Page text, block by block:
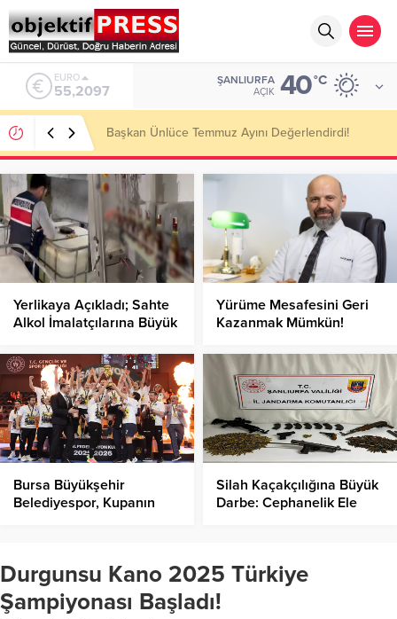
ALTIN
6.680,93
ŞANLIURFA
AÇIK 40°C
Şanlıurfa’nın Vox Humanis Korosu Dünya Birincisi
Oldu!
Yerlikaya Açıkladı; Sahte
Alkol İmalatçılarına Büyük
Yürüme Mesafesini Geri
Kazanmak Mümkün!
Bursa Büyükşehir
Belediyespor, Kupanın
Silah Kaçakçılığına Büyük
Darbe: Cephanelik Ele
Durgunsu Kano 2025 Türkiye
Şampiyonası Başladı!